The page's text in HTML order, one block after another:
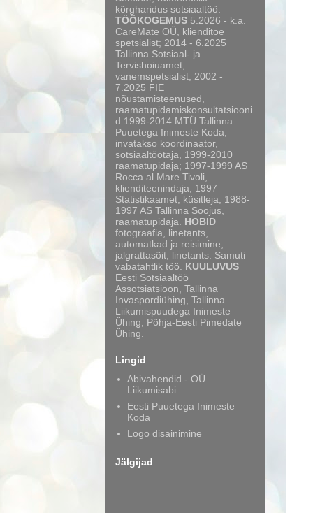
kõrgharidus sotsiaaltöö.
TÖÖKOGEMUS 5.2026 - k.a.
CareMate OÜ, klienditoe
spetsialist; 2014 - 6.2025
Tallinna Sotsiaal- ja
Tervishoiuamet,
vanemspetsialist; 2002 -
7.2025 FIE
nõustamisteenused,
raamatupidamiskonsultatsiooni
d.1999-2014 MTÜ Tallinna
Puuetega Inimeste Koda,
invatakso koordinaator,
sotsiaaltöötaja, 1999-2010
raamatupidaja; 1997-1999 AS
Rocca al Mare Tivoli,
klienditeenindaja; 1997
Statistikaamet, küsitleja; 1988-
1997 AS Tallinna Soojus,
raamatupidaja. HOBID
fotograafia, linetants,
automatkad ja reisimine,
jalgrattasõit, linetants. Samuti
vabatahtlik töö. KUULUVUS
Eesti Sotsiaaltöö
Assotsiatsioon, Tallinna
Invaspordiühing, Tallinna
Liikumispuudega Inimeste
Ühing, Põhja-Eesti Pimedate
Ühing.
Lingid
Abivahendid - OÜ
Liikumisabi
Eesti Puuetega Inimeste
Koda
Logo disainimine
Jälgijad